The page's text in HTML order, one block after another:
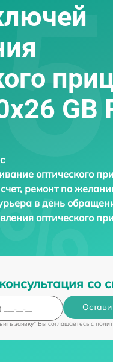
GB
оптического
ремонт по
в день
оптического
со
заявку" Вы соглашаетесь c